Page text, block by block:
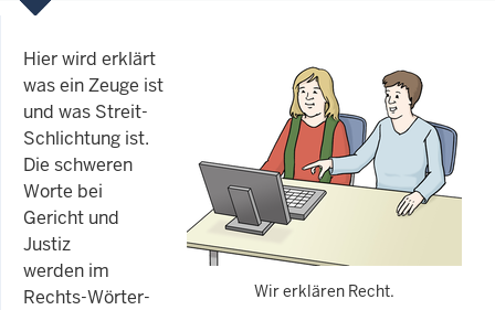
Wir erklären Recht.
Hier wird erklärt
was ein Zeuge ist
und was Streit-
Schlichtung ist.
Die schweren
Worte bei
Gericht und
Justiz
werden im
Rechts-Wörter-